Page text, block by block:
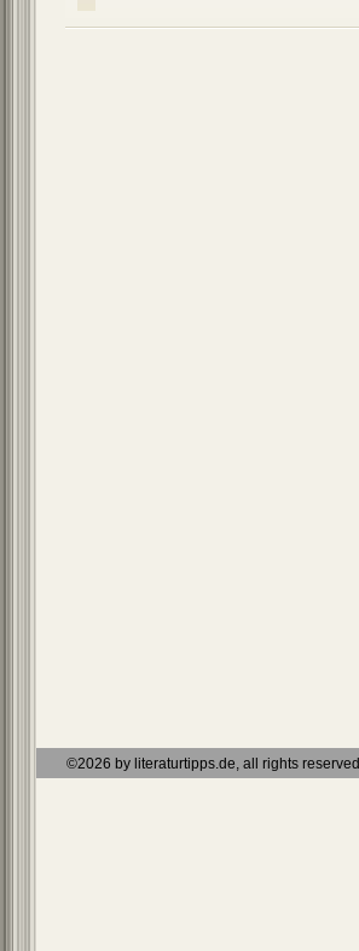
©2026 by literaturtipps.de, all rights reserved